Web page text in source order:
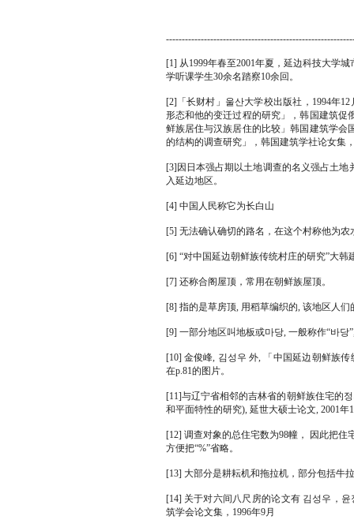
[1] 从1999年春至2001年夏，延边科技大学
学听课学生30余名踏察10余回。
[2]「长财村」울산大学校出版社，1994年
形态和他的变迁过程的研究」，韩国建筑促
鲜族居住与汉族居住的比较」韩国建筑学会
的结构的调查研究」，韩国建筑学社论女集
[3]因日本强占期以土地调查的名义强占土
入延边地区。
[4] 中国人民称它为长白山
[5] 无法确认确切的路名，在这个村称他为
[6] “对中国延边朝鲜族传统村庄的研究”大韩
[7] 还称合阁屋顶，常用在朝鲜族屋顶。
[8] 指的是草房顶, 用稻草编织的, 该地区人们
[9] 一部分地区叫地板或마당, 一般称作“바당
[10] 金俊峰, 김성우 外, 「中国延边朝鲜族
在p.81的图片。
[11]与辽宁省相邻的吉林省的朝鲜族住宅的
和平面特性的研究), 延世大硕士论文, 2001年
[12] 调查对象的总住宅数为98幢， 因此把
方便把“%”省略。
[13] 大部分是耕耘机和拖拉机，部分包括牛
[14] 关于对六间八尺房的论文有 김성우，
筑学会论文集，1996年9月